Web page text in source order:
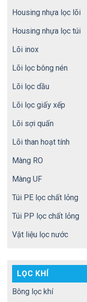
Housing nhựa lọc lõi
Housing nhựa lọc túi
Lõi inox
Lõi lọc bông nén
Lõi lọc dầu
Lõi lọc giấy xếp
Lõi sợi quấn
Lõi than hoạt tính
Màng RO
Màng UF
Túi PE lọc chất lỏng
Túi PP lọc chất lỏng
Vật liệu lọc nước
LỌC KHÍ
Bông lọc khí